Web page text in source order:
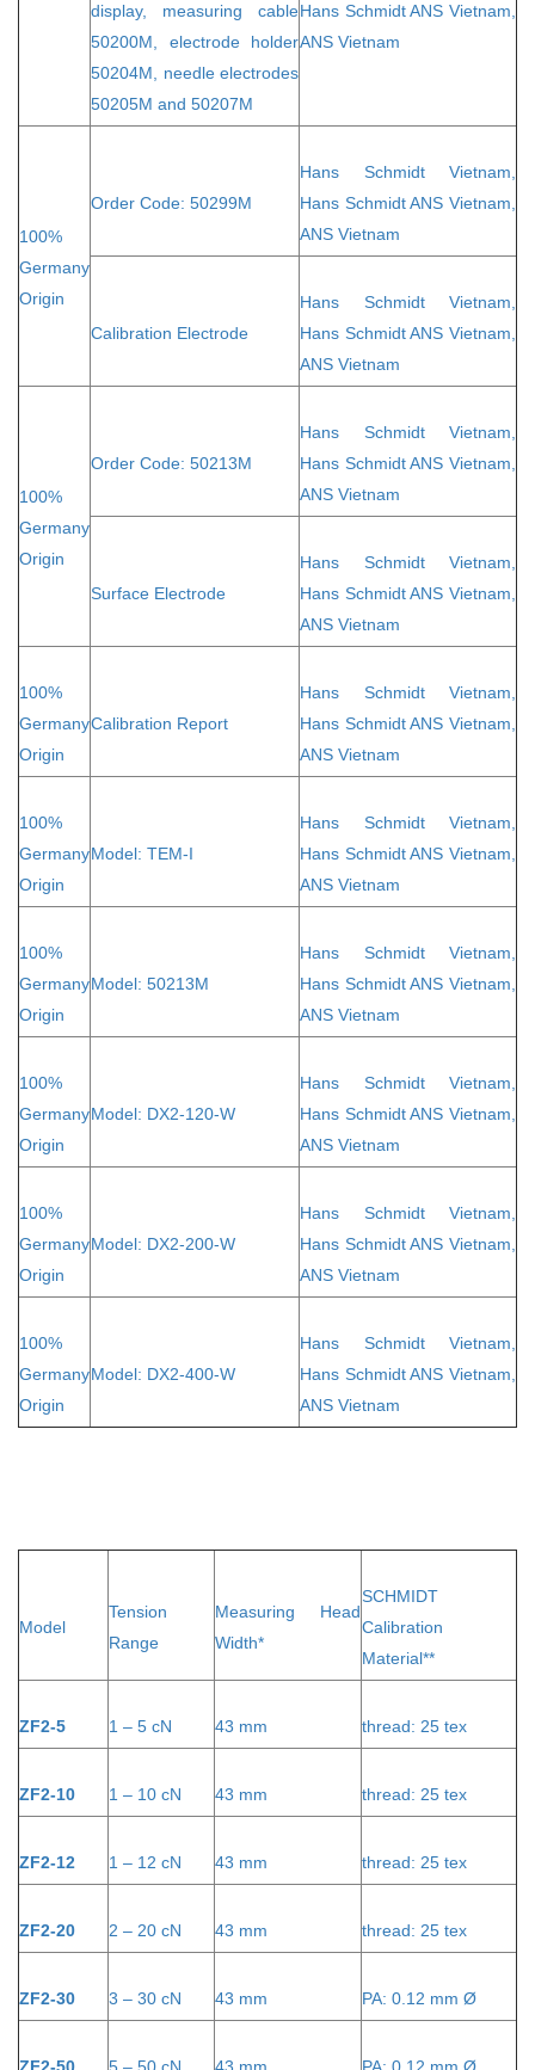
display, measuring cable
50200M, electrode holder
50204M, needle electrodes
50205M and 50207M
Hans Schmidt ANS Vietnam,
ANS Vietnam
100%
Germany
Origin
Order Code: 50299M
Hans Schmidt Vietnam,
Hans Schmidt ANS Vietnam,
ANS Vietnam
Calibration Electrode
Hans Schmidt Vietnam,
Hans Schmidt ANS Vietnam,
ANS Vietnam
100%
Germany
Origin
Order Code: 50213M
Hans Schmidt Vietnam
Hans Schmidt ANS Vietnam,
ANS Vietnam
Surface Electrode
Hans Schmidt Vietnam,
Hans Schmidt ANS Vietnam,
ANS Vietnam
100%
Germany
Origin
Calibration Report
Hans Schmidt Vietnam,
Hans Schmidt ANS Vietnam,
ANS Vietnam
100%
Germany
Origin
Model: TEM-I
Hans Schmidt Vietnam,
Hans Schmidt ANS Vietnam,
ANS Vietnam
100%
Germany
Origin
Model: 50213M
Hans Schmidt Vietnam,
Hans Schmidt ANS Vietnam,
ANS Vietnam
100%
Germany
Origin
Model: DX2-120-W
Hans Schmidt Vietnam,
Hans Schmidt ANS Vietnam,
ANS Vietnam
100%
Germany
Origin
Model: DX2-200-W
Hans Schmidt Vietnam,
Hans Schmidt ANS Vietnam,
ANS Vietnam
100%
Germany
Origin
Model: DX2-400-W
Hans Schmidt Vietnam,
Hans Schmidt ANS Vietnam,
ANS Vietnam
Model
Tension
Range
Measuring Head
Width*
SCHMIDT
Calibration
Material**
ZF2-5 1 – 5 cN 43 mm thread: 25 tex
ZF2-10 1 – 10 cN 43 mm thread: 25 tex
ZF2-12 1 – 12 cN 43 mm thread: 25 tex
ZF2-20 2 – 20 cN 43 mm thread: 25 tex
ZF2-30 3 – 30 cN 43 mm PA: 0.12 mm Ø